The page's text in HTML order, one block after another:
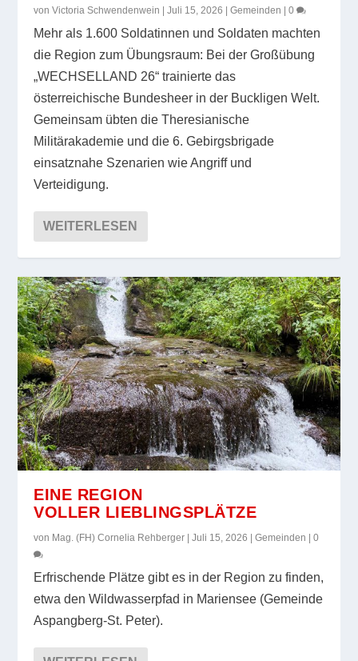
vonVictoria Schwendenwein |Juli 15, 2026 |Gemeinden |0
Mehr als 1.600 Soldatinnen und Soldaten machten
die Region zum Übungsraum: Bei der Großübung
„WECHSELLAND 26“ trainierte das
österreichische Bundesheer in der Buckligen Welt.
Gemeinsam übten die Theresianische
Militärakademie und die 6. Gebirgsbrigade
einsatznahe Szenarien wie Angriff und
Verteidigung.
WEITERLESEN
EINE REGION
VOLLER LIEBLINGSPLÄTZE
von Mag. (FH) Cornelia Rehberger |Juli 15, 2026 |Gemeinden |0
Erfrischende Plätze gibt es in der Region zu finden,
etwa den Wildwasserpfad in Mariensee (Gemeinde
Aspangberg-St. Peter).